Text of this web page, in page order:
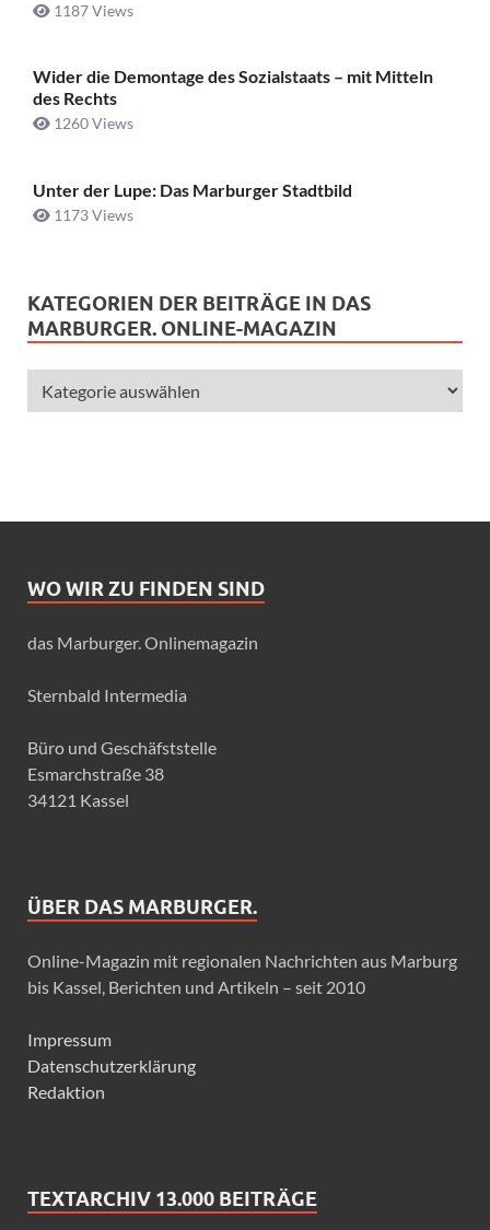
1187 Views
Wider die Demontage des Sozialstaats – mit Mitteln
des Rechts
1260 Views
Unter der Lupe: Das Marburger Stadtbild
1173 Views
KATEGORIEN DER BEITRÄGE IN DAS
MARBURGER. ONLINE-MAGAZIN
WO WIR ZU FINDEN SIND
das Marburger. Onlinemagazin
Sternbald Intermedia
Büro und Geschäfststelle
Esmarchstraße 38
34121 Kassel
ÜBER DAS MARBURGER.
Online-Magazin mit regionalen Nachrichten aus Marburg
bis Kassel, Berichten und Artikeln – seit 2010
Impressum
Datenschutzerklärung
Redaktion
TEXTARCHIV 13.000 BEITRÄGE